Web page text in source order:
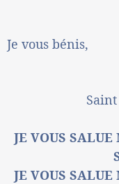
Je vous bénis,
JE VOUS SALUE
JE VOUS SALUE